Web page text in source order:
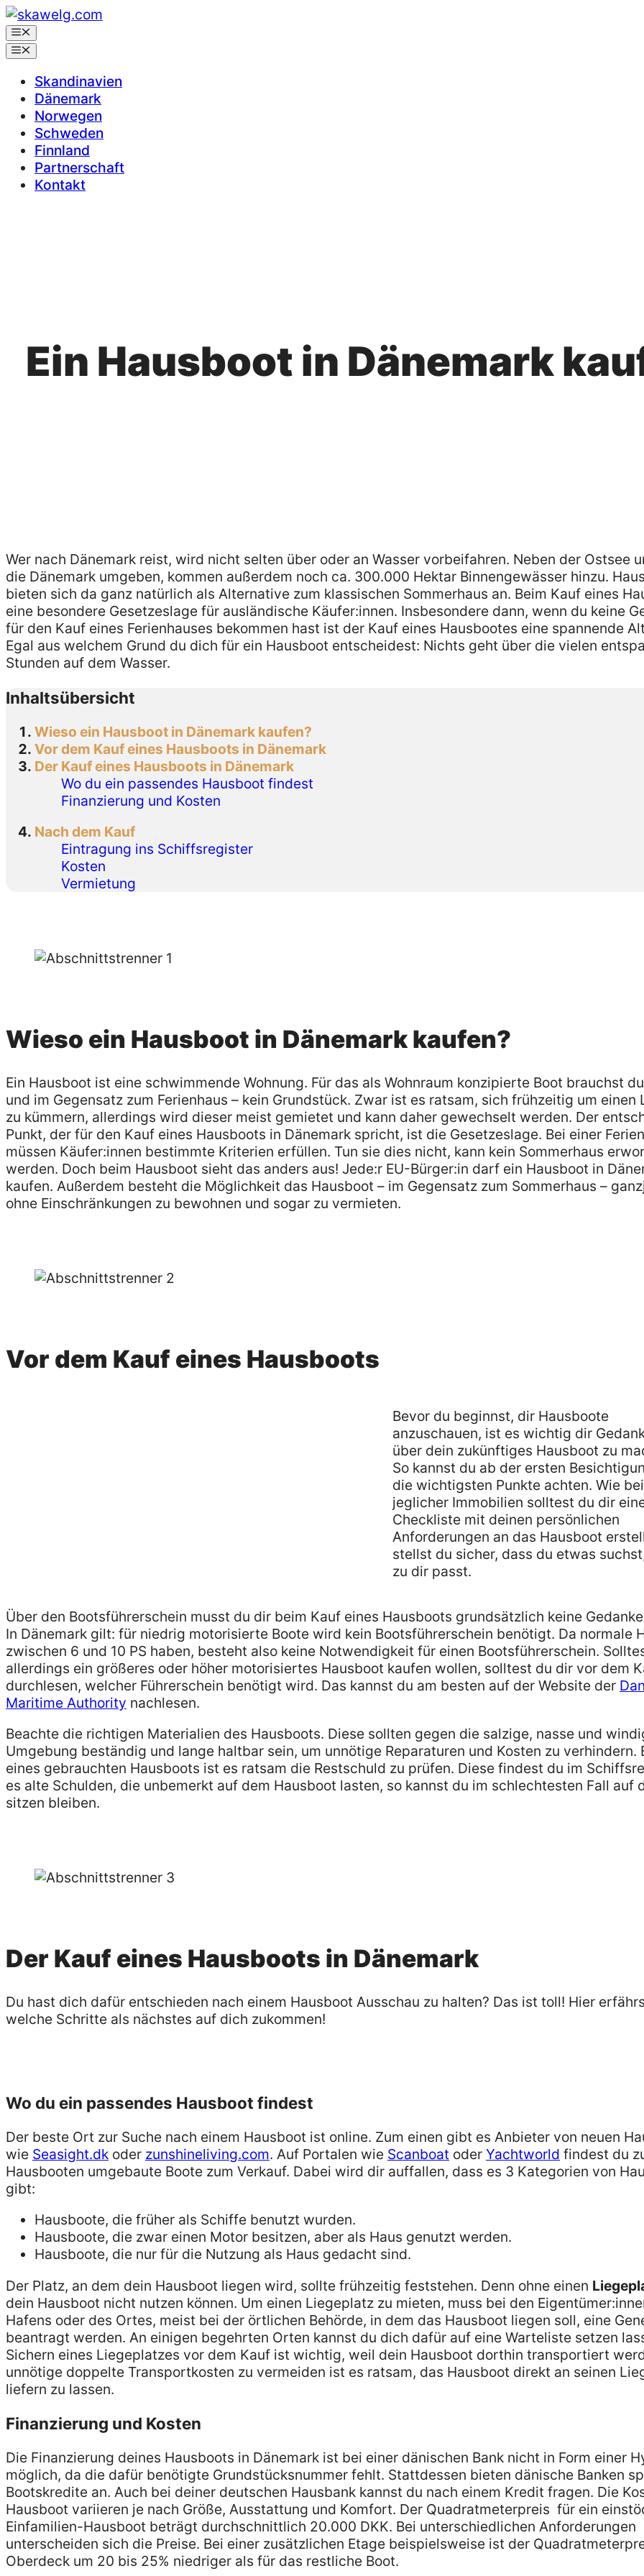
Zum
Inhalt
springen
Menü
Menü
Skandinavien
Dänemark
Norwegen
Schweden
Finnland
Partnerschaft
Kontakt
Ein Hausboot in Dänemark
Wer nach Dänemark reist, wird nicht selten über oder an Wasser vorbeifahren. Neben der Ostsee
die Dänemark umgeben, kommen außerdem noch ca. 300.000 Hektar Binnengewässer hinzu.
bieten sich da ganz natürlich als Alternative zum klassischen Sommerhaus an. Beim Kauf eines
eine besondere Gesetzeslage für ausländische Käufer:innen. Insbesondere dann, wenn du keine
für den Kauf eines Ferienhauses bekommen hast ist der Kauf eines Hausbootes eine spannende
Egal aus welchem Grund du dich für ein Hausboot entscheidest: Nichts geht über die vielen
Stunden auf dem Wasser.
Inhaltsübersicht
Wieso ein Hausboot in Dänemark kaufen?
Vor dem Kauf eines Hausboots in Dänemark
Der Kauf eines Hausboots in Dänemark
Wo du ein passendes Hausboot findest
Finanzierung und Kosten
Nach dem Kauf
Eintragung ins Schiffsregister
Kosten
Vermietung
Wieso ein Hausboot in Dänemark kaufen?
Ein Hausboot ist eine schwimmende Wohnung. Für das als Wohnraum konzipierte Boot brauchst
und im Gegensatz zum Ferienhaus – kein Grundstück. Zwar ist es ratsam, sich frühzeitig um einen
zu kümmern, allerdings wird dieser meist gemietet und kann daher gewechselt werden. Der
Punkt, der für den Kauf eines Hausboots in Dänemark spricht, ist die Gesetzeslage. Bei einer
müssen Käufer:innen bestimmte Kriterien erfüllen. Tun sie dies nicht, kann kein Sommerhaus
werden. Doch beim Hausboot sieht das anders aus! Jede:r EU-Bürger:in darf ein Hausboot in
kaufen. Außerdem besteht die Möglichkeit das Hausboot – im Gegensatz zum Sommerhaus –
ohne Einschränkungen zu bewohnen und sogar zu vermieten.
Vor dem Kauf eines Hausboots
Bevor du beginnst, dir Hausboote
anzuschauen, ist es wichtig dir
über dein zukünftiges Hausboot zu
So kannst du ab der ersten
die wichtigsten Punkte achten. Wie
jeglicher Immobilien solltest du dir
Checkliste mit deinen persönlichen
Anforderungen an das Hausboot
stellst du sicher, dass du etwas
zu dir passt.
Über den Bootsführerschein musst du dir beim Kauf eines Hausboots grundsätzlich keine
In Dänemark gilt: für niedrig motorisierte Boote wird kein Bootsführerschein benötigt. Da normale
zwischen 6 und 10 PS haben, besteht also keine Notwendigkeit für einen Bootsführerschein.
allerdings ein größeres oder höher motorisiertes Hausboot kaufen wollen, solltest du dir vor dem
durchlesen, welcher Führerschein benötigt wird. Das kannst du am besten auf der Website der
Maritime Authority nachlesen.
Beachte die richtigen Materialien des Hausboots. Diese sollten gegen die salzige, nasse und
Umgebung beständig und lange haltbar sein, um unnötige Reparaturen und Kosten zu verhindern.
eines gebrauchten Hausboots ist es ratsam die Restschuld zu prüfen. Diese findest du im
es alte Schulden, die unbemerkt auf dem Hausboot lasten, so kannst du im schlechtesten Fall auf
sitzen bleiben.
Der Kauf eines Hausboots in Dänemark
Du hast dich dafür entschieden nach einem Hausboot Ausschau zu halten? Das ist toll! Hier
welche Schritte als nächstes auf dich zukommen!
Wo du ein passendes Hausboot findest
Der beste Ort zur Suche nach einem Hausboot ist online. Zum einen gibt es Anbieter von neuen
wie Seasight.dk oder zunshineliving.com. Auf Portalen wie Scanboat oder Yachtworld findest du
Hausbooten umgebaute Boote zum Verkauf. Dabei wird dir auffallen, dass es 3 Kategorien von
gibt:
Hausboote, die früher als Schiffe benutzt wurden.
Hausboote, die zwar einen Motor besitzen, aber als Haus genutzt werden.
Hausboote, die nur für die Nutzung als Haus gedacht sind.
Der Platz, an dem dein Hausboot liegen wird, sollte frühzeitig feststehen. Denn ohne einen
dein Hausboot nicht nutzen können. Um einen Liegeplatz zu mieten, muss bei den
Hafens oder des Ortes, meist bei der örtlichen Behörde, in dem das Hausboot liegen soll, eine
beantragt werden. An einigen begehrten Orten kannst du dich dafür auf eine Warteliste setzen
Sichern eines Liegeplatzes vor dem Kauf ist wichtig, weil dein Hausboot dorthin transportiert
unnötige doppelte Transportkosten zu vermeiden ist es ratsam, das Hausboot direkt an seinen
liefern zu lassen.
Finanzierung und Kosten
Die Finanzierung deines Hausboots in Dänemark ist bei einer dänischen Bank nicht in Form einer
möglich, da die dafür benötigte Grundstücksnummer fehlt. Stattdessen bieten dänische Banken
Bootskredite an. Auch bei deiner deutschen Hausbank kannst du nach einem Kredit fragen. Die
Hausboot variieren je nach Größe, Ausstattung und Komfort. Der Quadratmeterpreis für ein
Einfamilien-Hausboot beträgt durchschnittlich 20.000 DKK. Bei unterschiedlichen Anforderungen
unterscheiden sich die Preise. Bei einer zusätzlichen Etage beispielsweise ist der
Oberdeck um 20 bis 25% niedriger als für das restliche Boot.